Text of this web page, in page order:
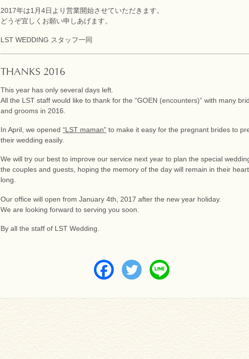
2017年は1月4日より営業開始させていただきます。
どうぞ宜しくお願い申しあげます。
LST WEDDING スタッフ一同
THANKS 2016
This year has only several days left.
All the LST staff would like to thank for the “GOEN (encounters)” with many
and grooms in 2016.
In April, we opened “LST maman” to make it easy for the pregnant brides to
their wedding easily.
We will try our best to improve our service next year to plan the special
the couples and guests, hoping the memory of the day will remain in their
long.
Our office will open from January 4th, 2017 after the new year holiday.
We are looking forward to serving you soon.
By all the staff of LST Wedding.